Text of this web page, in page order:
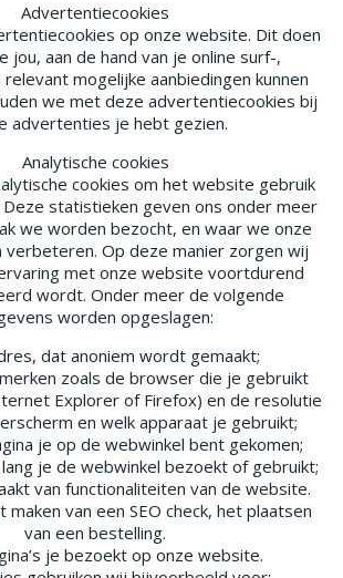
Advertentiecookies
op onze website. Dit doen
jou, aan de hand van je online surf-,
mogelijke aanbiedingen kunnen
we met deze advertentiecookies bij
advertenties je hebt gezien.
Analytische cookies
cookies om het website gebruik
statistieken geven ons onder meer
we worden bezocht, en waar we onze
verbeteren. Op deze manier zorgen wij
met onze website voortdurend
wordt. Onder meer de volgende
worden opgeslagen:
dat anoniem wordt gemaakt;
zoals de browser die je gebruikt
Explorer of Firefox) en de resolutie
en welk apparaat je gebruikt;
je op de webwinkel bent gekomen;
je de webwinkel bezoekt of gebruikt;
van functionaliteiten van de website.
van een SEO check, het plaatsen
van een bestelling.
je bezoekt op onze website.